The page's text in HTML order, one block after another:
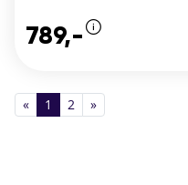
789,-
« 1 2 »